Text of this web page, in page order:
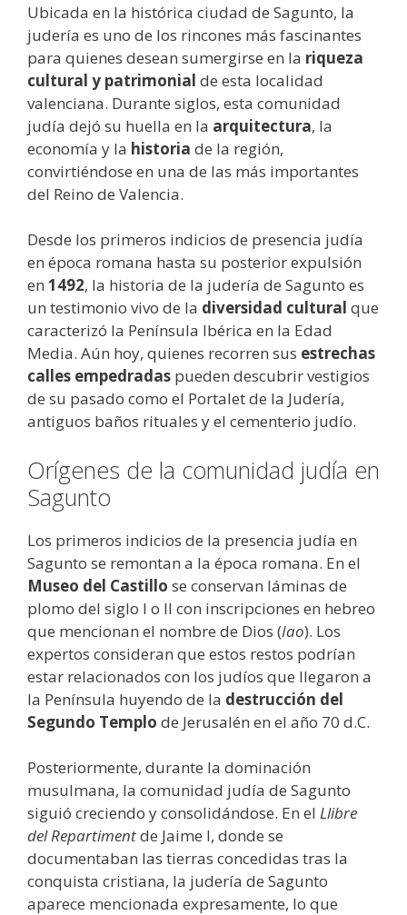
Ubicada en la histórica ciudad de Sagunto, la
judería es uno de los rincones más fascinantes
para quienes desean sumergirse en la riqueza
cultural y patrimonial de esta localidad
valenciana. Durante siglos, esta comunidad
judía dejó su huella en la arquitectura, la
economía y la historia de la región,
convirtiéndose en una de las más importantes
del Reino de Valencia.
Desde los primeros indicios de presencia judía
en época romana hasta su posterior expulsión
en 1492, la historia de la judería de Sagunto es
un testimonio vivo de la diversidad cultural que
caracterizó la Península Ibérica en la Edad
Media. Aún hoy, quienes recorren sus estrechas
calles empedradas pueden descubrir vestigios
de su pasado como el Portalet de la Judería,
antiguos baños rituales y el cementerio judío.
Orígenes de la comunidad judía en
Sagunto
Los primeros indicios de la presencia judía en
Sagunto se remontan a la época romana. En el
Museo del Castillo se conservan láminas de
plomo del siglo I o II con inscripciones en hebreo
que mencionan el nombre de Dios (Iao). Los
expertos consideran que estos restos podrían
estar relacionados con los judíos que llegaron a
la Península huyendo de la destrucción del
Segundo Templo de Jerusalén en el año 70 d.C.
Posteriormente, durante la dominación
musulmana, la comunidad judía de Sagunto
siguió creciendo y consolidándose. En el Llibre
del Repartimentde Jaime I, donde se
documentaban las tierras concedidas tras la
conquista cristiana, la judería de Sagunto
aparece mencionada expresamente, lo que